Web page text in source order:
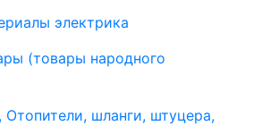
электрика
(товары народного
Отопители, шланги, штуцера,